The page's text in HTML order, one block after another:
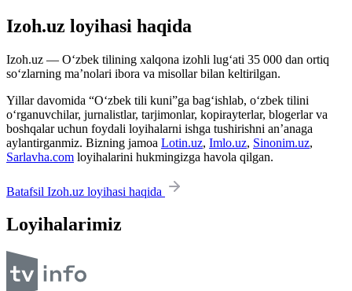
Izoh.uz loyihasi haqida
Izoh.uz — O‘zbek tilining xalqona izohli lug‘ati 35 000 dan ortiq
so‘zlarning ma’nolari ibora va misollar bilan keltirilgan.
Yillar davomida “O‘zbek tili kuni”ga bag‘ishlab, o‘zbek tilini
o‘rganuvchilar, jurnalistlar, tarjimonlar, kopirayterlar, blogerlar va
boshqalar uchun foydali loyihalarni ishga tushirishni an’anaga
aylantirganmiz. Bizning jamoa Lotin.uz, Imlo.uz, Sinonim.uz,
Sarlavha.com loyihalarini hukmingizga havola qilgan.
Batafsil Izoh.uz loyihasi haqida
Loyihalarimiz